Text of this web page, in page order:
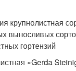
«Gerda